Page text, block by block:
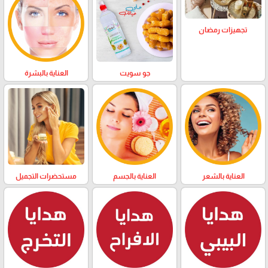
تجهيزات رمضان
جو سويت العناية بالبشرة
العناية بالشعر العناية بالجسم مستحضرات التجميل